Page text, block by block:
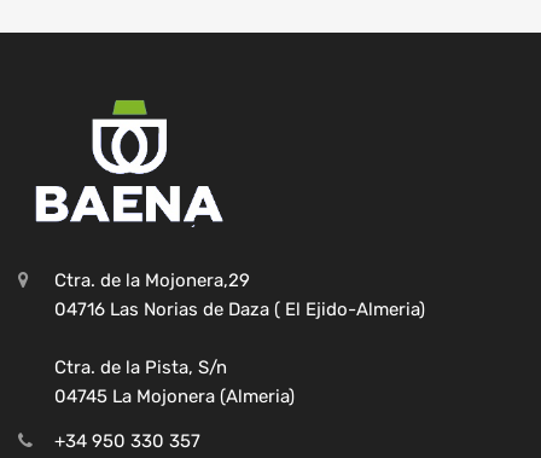
Ctra. de la Mojonera,29
04716 Las Norias de Daza ( El Ejido-Almeria)
Ctra. de la Pista, S/n
04745 La Mojonera (Almeria)
+34 950 330 357